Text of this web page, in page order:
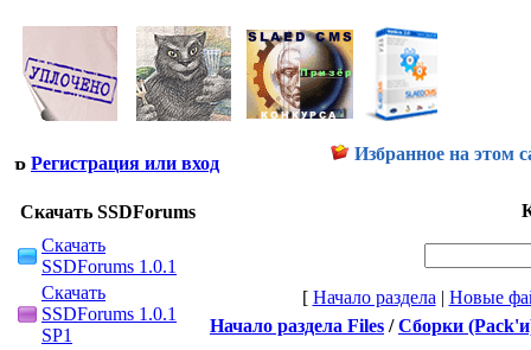
Регистрация или вход Избранное на этом
Скачать SSDForums
Скачать
SSDForums 1.0.1
Скачать
SSDForums 1.0.1
SP1
[ Начало раздела | Новые
Начало раздела Files /Сборки